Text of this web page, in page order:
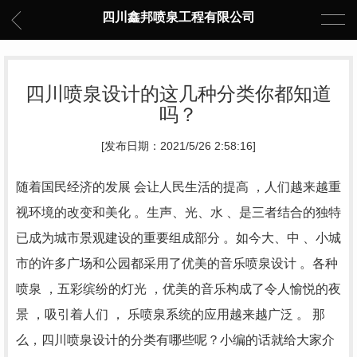
四川鑫邦喷泉工程有限公司
四川喷泉设计的这几种分类你都知道
吗？
[发布日期：2021/5/26 2:58:16]
随着国民经济的发展 会让人民生活的提高 ，人们越来越重
视环境的改变和美化 。生声、光、水 、是三者结合的独特
已成为城市景观建设的重要组成部分 。如今大、中 、小城
市的许多广场和公园都采用了优美的音乐喷泉设计 。各种
喷泉 ，五彩缤纷的灯光 ，优美的音乐构成了令人愉悦的夜
景 ，吸引着人们 ， 乐喷泉系统的应用越来越广泛 。 那
么， 四川喷泉设计的分类有哪些呢？小编的话就给大家介